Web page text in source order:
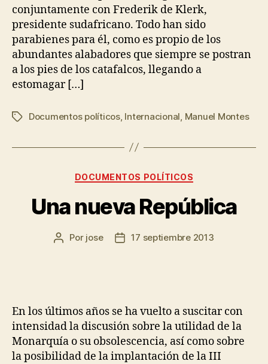
conjuntamente con Frederik de Klerk,
presidente sudafricano. Todo han sido
parabienes para él, como es propio de los
abundantes alabadores que siempre se postran
a los pies de los catafalcos, llegando a
estomagar […]
Documentos políticos, Internacional Manuel Montes
DOCUMENTOS POLÍTICOS
Una nueva República
Por jose 17 septiembre 2013
En los últimos años se ha vuelto a suscitar con
intensidad la discusión sobre la utilidad de la
Monarquía o su obsolescencia, así como sobre
la posibilidad de la implantación de la III